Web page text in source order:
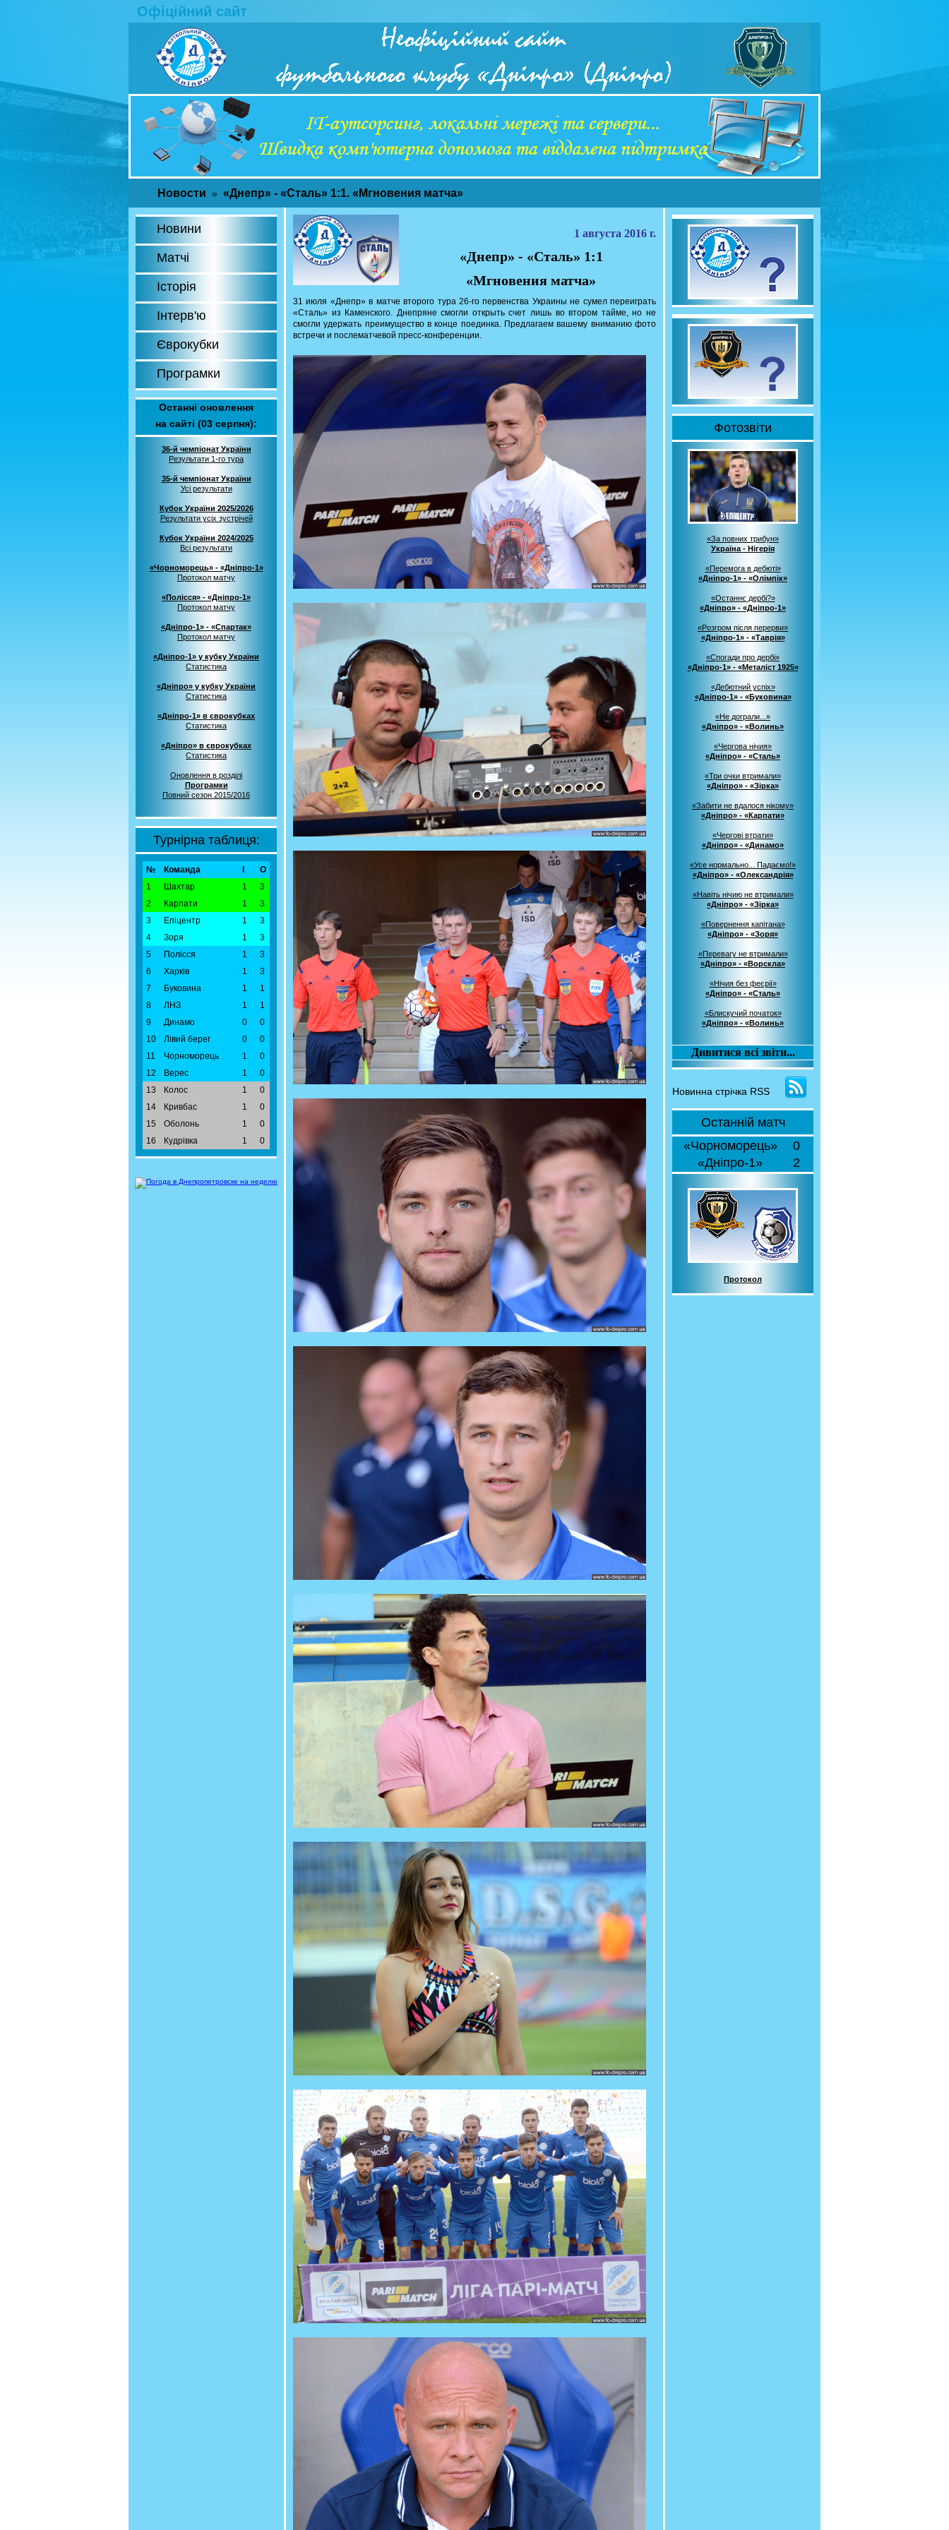
Офіційний сайт
Новости » «Днепр» - «Сталь» 1:1. «Мгновения матча»
Новини
Матчі
Історія
Інтерв'ю
Єврокубки
Програмки
Останні оновлення
на сайті (03 серпня):
36-й чемпіонат України
Результати 1-го тура
35-й чемпіонат України
Усі результати
Кубок України 2025/2026
Результати усіх зустрічей
Кубок України 2024/2025
Всі результати
«Чорноморець» - «Дніпро-1»
Протокол матчу
«Полісся» - «Дніпро-1»
Протокол матчу
«Дніпро-1» - «Спартак»
Протокол матчу
«Дніпро-1» у кубку України
Статистика
«Дніпро» у кубку України
Статистика
«Дніпро-1» в єврокубках
Статистика
«Дніпро» в єврокубках
Статистика
Оновлення в розділі
Програмки
Повний сезон 2015/2016
Турнірна таблиця:
№ Команда
О
1
Шахтар 1
3
2
Карпати 1
3
3
Епіцентр 1
3
4
Зоря 1
3
5
Полісся 1
3
6
Харків 1
3
7
Буковина 1
1
8
ЛНЗ 1
1
9
Динамо 0
0
10
Лівий берег 0
0
11
Чорноморець 1
0
12
Верес 1
0
13
Колос 1
0
14
Кривбас 1
0
15
Оболонь 1
0
16
Кудрівка 1 0
1 августа 2016 г.
«Днепр» - «Сталь» 1:1
«Мгновения матча»
31 июля «Днепр» в матче второго тура 26-го первенства Украины не сумел переиграть
«Сталь» из Каменского. Днепряне смогли открыть счет лишь во втором тайме, но не
смогли удержать преимущество в конце поединка. Предлагаем вашему вниманию фото
встречи и послематчевой пресс-конференции.
Фотозвіти
«За повних трибун»
Україна - Нігерія
«Перемога в дебюті»
«Дніпро-1» - «Олімпік»
«Останнє дербі?»
«Дніпро» - «Дніпро-1»
«Розгром після перерви»
«Дніпро-1» - «Таврія»
«Спогади про дербі»
«Дніпро-1» - «Металіст 1925»
«Дебютний успіх»
«Дніпро-1» - «Буковина»
«Не дограли...»
«Дніпро» - «Волинь»
«Чергова нічия»
«Дніпро» - «Сталь»
«Три очки втримали»
«Дніпро» - «Зірка»
«Забити не вдалося нікому»
«Дніпро» - «Карпати»
«Чергові втрати»
«Дніпро» - «Динамо»
«Усе нормально... Падаємо!»
«Дніпро» - «Олександрія»
«Навіть нічию не втримали»
«Дніпро» - «Зірка»
«Повернення капітана»
«Дніпро» - «Зоря»
«Перевагу не втримали»
«Дніпро» - «Ворскла»
«Нічия без феєрії»
«Дніпро» - «Сталь»
«Блискучий початок»
«Дніпро» - «Волинь»
Дивитися всі звіти...
Новинна стрічка RSS
Останній матч
«Чорноморець»
0
«Дніпро-1»
2
Протокол